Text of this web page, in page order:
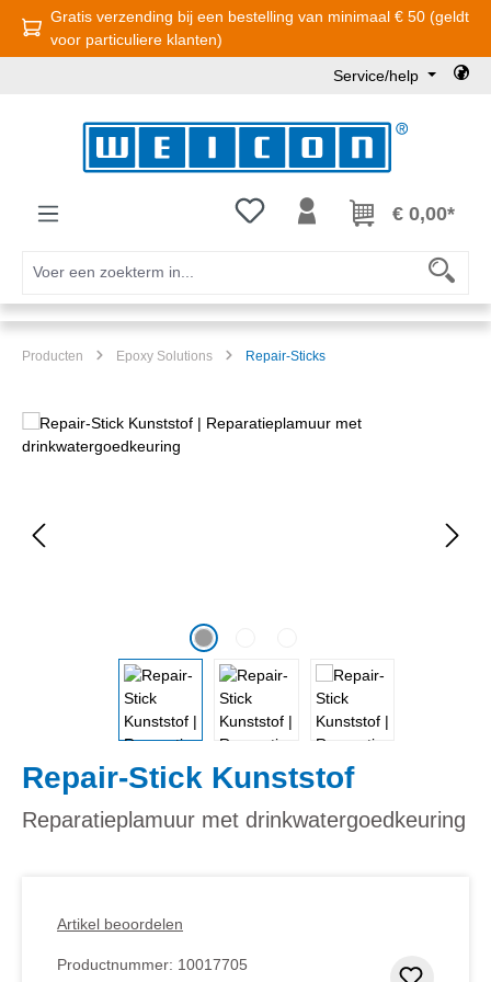
Ga naar de hoofdinhoud
Gratis verzending bij een bestelling van minimaal € 50 (geldt
voor particuliere klanten)
Service/help
Je hebt 0 items op je€ 0,00*
Producten Epoxy Solutions Repair-Sticks
Afbeeldingengalerij overslaan
Repair-Stick Kunststof
Reparatieplamuur met drinkwatergoedkeuring
Artikel beoordelen
Productnummer: 10017705